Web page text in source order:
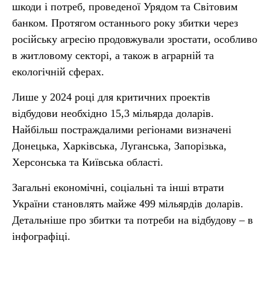
шкоди і потреб, проведеної Урядом та Світовим
банком. Протягом останнього року збитки через
російську агресію продовжували зростати, особливо
в житловому секторі, а також в аграрній та
екологічній сферах.
Лише у 2024 році для критичних проектів
відбудови необхідно 15,3 мільярда доларів.
Найбільш постраждалими регіонами визначені
Донецька, Харківська, Луганська, Запорізька,
Херсонська та Київська області.
Загальні економічні, соціальні та інші втрати
України становлять майже 499 мільярдів доларів.
Детальніше про збитки та потреби на відбудову – в
інфографіці.